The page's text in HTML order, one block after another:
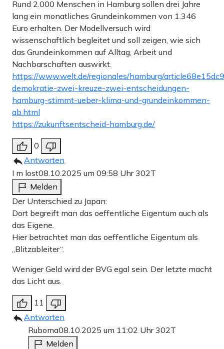
Rund 2.000 Menschen in Hamburg sollen drei Jahre
lang ein monatliches Grundeinkommen von 1.346
Euro erhalten. Der Modellversuch wird
wissenschaftlich begleitet und soll zeigen, wie sich
das Grundeinkommen auf Alltag, Arbeit und
Nachbarschaften auswirkt.
https://www.welt.de/regionales/hamburg/
demokratie-zwei-kreuze-zwei-entscheidungen-
hamburg-stimmt-ueber-klima-und-grundeinkommen-
ab.html
https://zukunftsentscheid-hamburg.de/
0
Antworten
I m lost08.10.2025 um 09:58 Uhr302T
Melden
Der Unterschied zu Japan:
Dort begreift man das oeffentliche Eigentum auch als
das Eigene.
Hier betrachtet man das oeffentliche Eigentum als
„Blitzableiter“.
Weniger Geld wird der BVG egal sein. Der letzte macht
das Licht aus.
11
Antworten
Ruboma08.10.2025 um 11:02 Uhr302T
Melden